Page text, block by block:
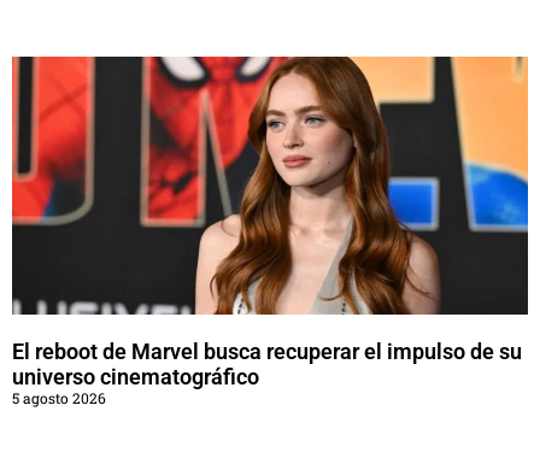
El reboot de Marvel busca recuperar el impulso de su
universo cinematográfico
5 agosto 2026